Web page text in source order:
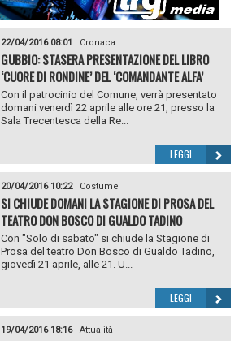
22/04/2016 08:01 Cronaca
GUBBIO: STASERA PRESENTAZIONE DEL LIBRO
‘CUORE DI RONDINE’ DEL ‘COMANDANTE ALFA’
Con il patrocinio del Comune, verrà presentato
domani venerdì 22 aprile alle ore 21, presso la
Sala Trecentesca della Re...
LEGGI
20/04/2016 10:22| Costume
SI CHIUDE DOMANI LA STAGIONE DI PROSA DEL
TEATRO DON BOSCO DI GUALDO TADINO
Con "Solo di sabato" si chiude la Stagione di
Prosa del teatro Don Bosco di Gualdo Tadino,
giovedì 21 aprile, alle 21. U...
LEGGI
19/04/2016 18:16| Attualità